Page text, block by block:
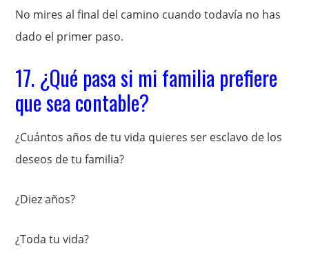
No mires al final del camino cuando todavía no has
dado el primer paso.
17. ¿Qué pasa si mi familia prefiere
que sea contable?
¿Cuántos años de tu vida quieres ser esclavo de los
deseos de tu familia?
¿Diez años?
¿Toda tu vida?